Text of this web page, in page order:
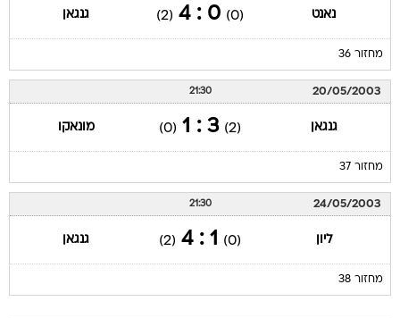
נאנט (0)
0 : 4
(2) גנגאן
מחזור 36
20/05/2003
21:30
גנגאן (2)
3 : 1
(0) מונאקו
מחזור 37
24/05/2003
21:30
ליון (0)
1 : 4
(2) גנגאן
מחזור 38